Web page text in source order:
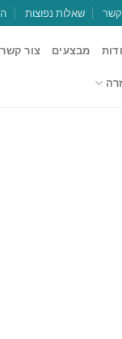
קשר שאלות נפוצות
מבצעים צור קשר